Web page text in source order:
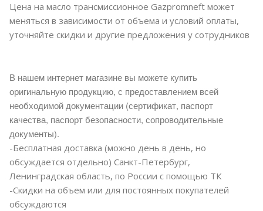
Цена на масло трансмиссионное Gazpromneft может
меняться в зависимости от объема и условий оплаты,
уточняйте скидки и другие предложения у сотрудников
В нашем интернет магазине вы можете купить
оригинальную продукцию, с предоставлением всей
необходимой документации (сертификат, паспорт
качества, паспорт безопасности, сопроводительные
документы).
-Бесплатная доставка (можно день в день, но
обсуждается отдельно) Санкт-Петербург,
Ленинградская область, по России с помощью ТК
-Скидки на объем или для постоянных покупателей
обсуждаются